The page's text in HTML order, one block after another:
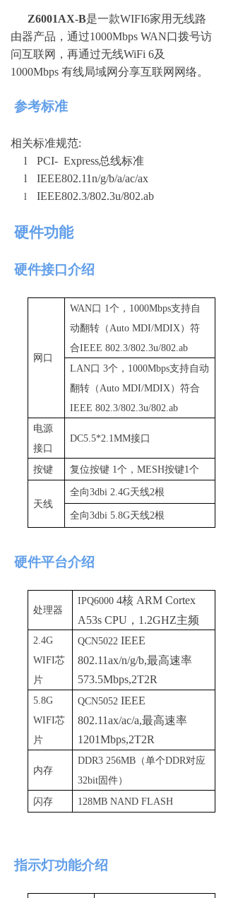
Z6001AX-B是一款WIFI6家用无线路
由器产品，通过1000Mbps WAN口拨号访
问互联网，再通过无线WiFi 6及
1000Mbps 有线局域网分享互联网网络。
参考标准
相关标准规范:
l
PCI- Express总线标准
l
IEEE802.11n/g/b/a/ac/ax
l IEEE802.3/802.3u/802.ab
硬件功能
硬件接口介绍
网口
WAN口 1个 ， 1000Mbps支持自
动翻转（Auto MDI/MDIX）符
合IEEE 802.3/802.3u/802.ab
LAN口 3个 ， 1000Mbps支持自动
翻转（Auto MDI/MDIX）符合
IEEE 802.3/802.3u/802.ab
电源
接口
DC5.5*2.1MM接口
按键 复位按键 1个 ， MESH按键1个
天线
全向3dbi 2.4G天线2根
全向3dbi 5.8G天线2根
硬件平台介绍
处理器
IPQ6000 4核ARM Cortex
A53s CPU ， 1.2GHZ主频
2.4G
WIFI芯
片
QCN5022 IEEE
802.11ax/n/g/b,最高速率
573.5Mbps,2T2R
5.8G
WIFI芯
片
QCN5052 IEEE
802.11ax/ac/a,最高速率
1201Mbps,2T2R
内存
DDR3 256MB（单个DDR对应
32bit固件）
闪存
128MB NAND FLASH
指示灯功能介绍